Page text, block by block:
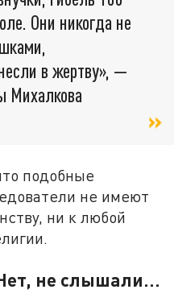
Они никогда не
в жертву», —
Михалкова
подобные
не имеют
ни к любой
не слышали…